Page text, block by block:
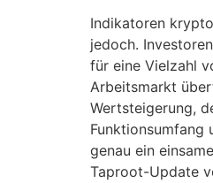
Indikatoren
jedoch.
für eine Vielzahl
Arbeitsmarkt
Wertsteigerung,
Funktionsumfang
genau ein
Taproot-Update